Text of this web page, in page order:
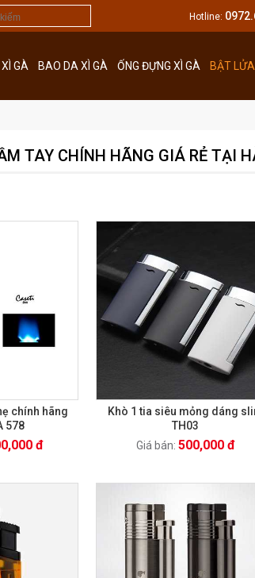
GÀ BAO DA XÌ GÀ ỐNG ĐỰNG XÌ GÀ BẬT
TAY CHÍNH HÃNG GIÁ RẺ TẠI
chính hãng
578
đ
Khò 1 tia siêu mỏng dáng
TH03
Giá bán: 500,000 đ
Hotline: